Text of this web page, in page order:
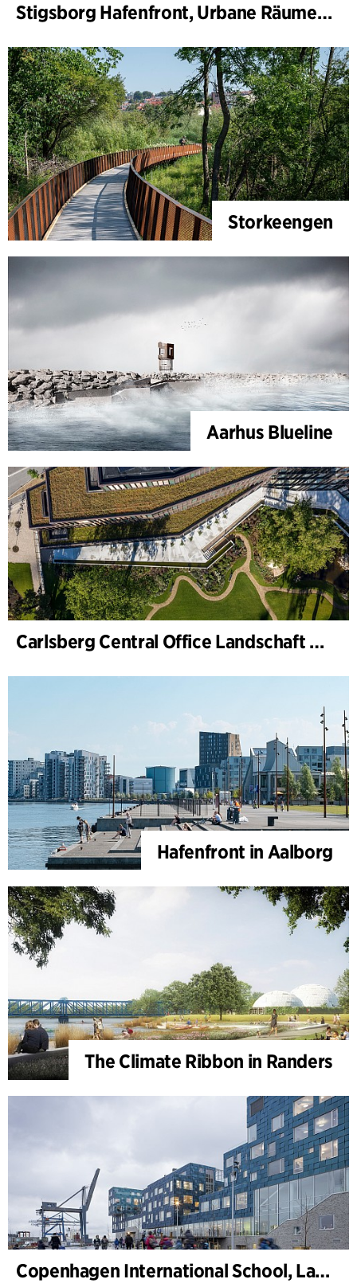
Stigsborg Hafenfront, Urbane Räume und Landschaft
Storkeengen
Aarhus Blueline
Carlsberg Central Office Landschaft und Renovierung Carl Jacobsens Garten
Hafenfront in Aalborg
The Climate Ribbon in Randers
Copenhagen International School, Landschaft